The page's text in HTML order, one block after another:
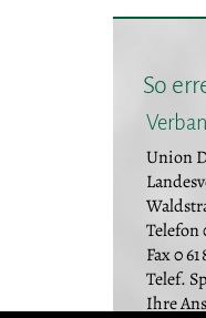
So
Union
Telefon
Fax 0 61
Telef.
Ihre